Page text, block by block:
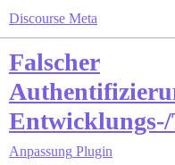
Discourse Meta
Falscher
Entwicklungs-/
Anpassung Plugin